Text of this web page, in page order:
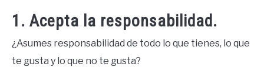
1. Acepta la responsabilidad.
¿Asumes responsabilidad de todo lo que tienes, lo que
te gusta y lo que no te gusta?